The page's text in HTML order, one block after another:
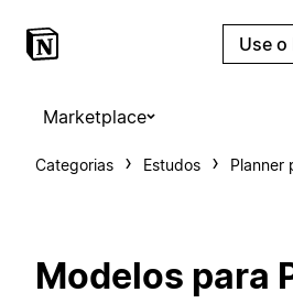
Use
Marketplace
Categorias Estudos Planner
Modelos para